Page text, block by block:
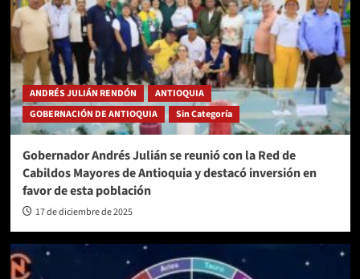
ANDRÉS JULIÁN RENDÓN
ANTIOQUIA
GOBERNACIÓN DE ANTIOQUIA
Sin Categoría
Gobernador Andrés Julián se reunió con la Red de
Cabildos Mayores de Antioquia y destacó inversión en
favor de esta población
17 de diciembre de 2025